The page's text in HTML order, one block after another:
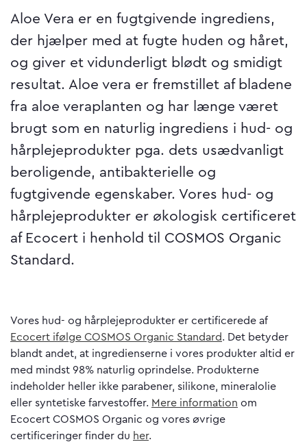
Aloe Vera er en fugtgivende ingrediens,
der hjælper med at fugte huden og håret,
og giver et vidunderligt blødt og smidigt
resultat. Aloe vera er fremstillet af bladene
fra aloe veraplanten og har længe været
brugt som en naturlig ingrediens i hud- og
hårplejeprodukter pga. dets usædvanligt
beroligende, antibakterielle og
fugtgivende egenskaber. Vores hud- og
hårplejeprodukter er økologisk certificeret
af Ecocert i henhold til COSMOS Organic
Standard.
Vores hud- og hårplejeprodukter er certificerede af
Ecocert ifølge COSMOS Organic Standard. Det betyder
blandt andet, at ingredienserne i vores produkter altid er
med mindst 98% naturlig oprindelse. Produkterne
indeholder heller ikke parabener, silikone, mineralolie
eller syntetiske farvestoffer. Mere information om
Ecocert COSMOS Organic og vores øvrige
certificeringer finder du her.